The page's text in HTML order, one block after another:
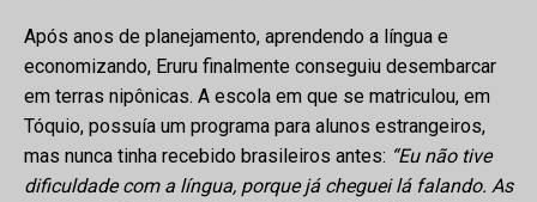
Após anos de planejamento, aprendendo a língua e
economizando, Eruru finalmente conseguiu desembarcar
em terras nipônicas. A escola em que se matriculou, em
Tóquio, possuía um programa para alunos estrangeiros,
mas nunca tinha recebido brasileiros antes: “Eu não tive
dificuldade com a língua, porque já cheguei lá falando. As